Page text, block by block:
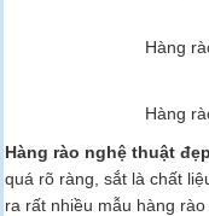
Hàng
Hàng
Hàng rào nghệ thuật đẹp
quá rõ ràng, sắt là chất
ra rất nhiều mẫu hàng